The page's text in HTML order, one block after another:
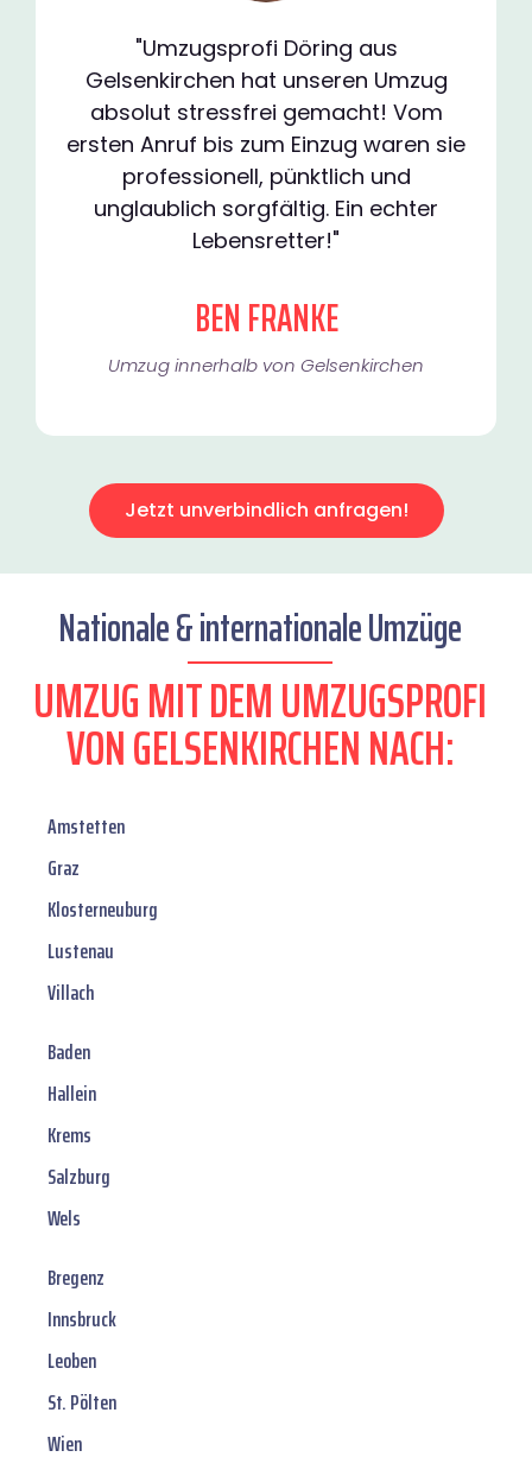
"Umzugsprofi Döring aus
Gelsenkirchen hat unseren Umzug
absolut stressfrei gemacht! Vom
ersten Anruf bis zum Einzug waren sie
professionell, pünktlich und
unglaublich sorgfältig. Ein echter
Lebensretter!"
BEN FRANKE
Umzug innerhalb von Gelsenkirchen​
Jetzt unverbindlich anfragen!
Nationale & internationale Umzüge
UMZUG MIT DEM UMZUGSPROFI
VON GELSENKIRCHEN NACH:
Amstetten
Graz
Klosterneuburg
Lustenau
Villach
Baden
Hallein
Krems
Salzburg
Wels
Bregenz
Innsbruck
Leoben
St. Pölten
Wien